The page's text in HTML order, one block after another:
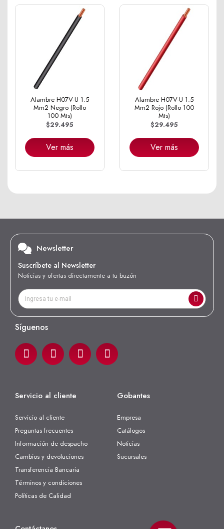
Alambre H07V-U 1.5
Mm2 Negro (Rollo
100 Mts)
$29.495
Ver más
Alambre H07V-U 1.5
Mm2 Rojo (Rollo 100
Mts)
$29.495
Ver más
Newsletter
Suscríbete al Newsletter
Noticias y ofertas directamente a tu buzón
Síguenos
Servicio al cliente
Servicio al cliente
Preguntas frecuentes
Información de despacho
Cambios y devoluciones
Transferencia Bancaria
Términos y condiciones
Políticas de Calidad
Gobantes
Empresa
Catálogos
Noticias
Sucursales